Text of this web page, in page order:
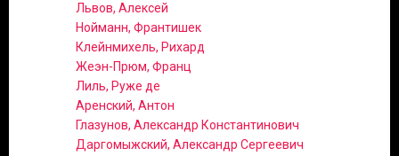
Львов, Алексей
Нойманн, Франтишек
Клейнмихель, Рихард
Жеэн-Прюм, Франц
Лиль, Руже де
Аренский, Антон
Глазунов, Александр Константинович
Даргомыжский, Александр Сергеевич